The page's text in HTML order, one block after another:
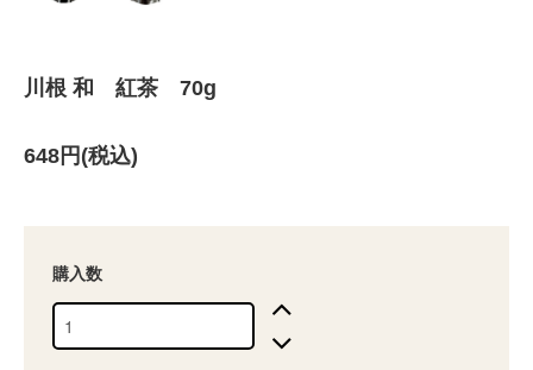
川根 和 紅茶 70g
648円(税込)
購入数